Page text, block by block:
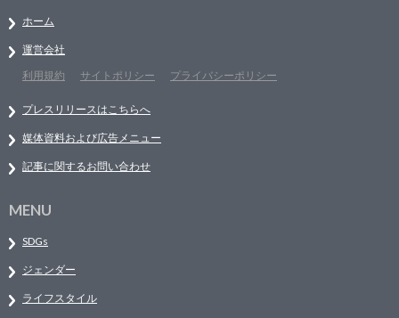
ホーム
運営会社
利用規約
サイトポリシー プライバシーポリシー
プレスリリースはこちらへ
媒体資料および広告メニュー
記事に関するお問い合わせ
MENU
SDGs
ジェンダー
ライフスタイル